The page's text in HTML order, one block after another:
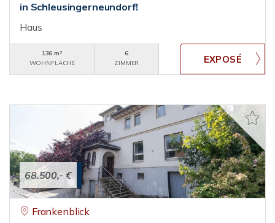
in Schleusingerneundorf!
Haus
136 m²
WOHNFLÄCHE
6
ZIMMER
68.500,- €
Frankenblick